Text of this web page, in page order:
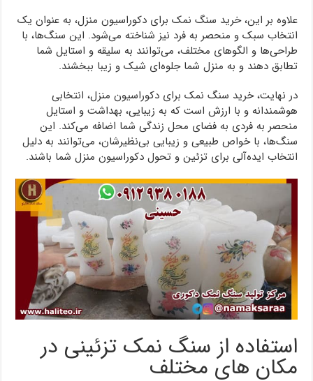
علاوه بر این، خرید سنگ نمک برای دکوراسیون منزل، به عنوان یک
انتخاب سبک و منحصر به فرد نیز شناخته می‌شود. این سنگ‌ها، با
طراحی‌ها و الگوهای مختلف، می‌توانند به سلیقه و استایل شما
تطابق دهند و به منزل شما جلوه‌ای شیک و زیبا ببخشند.
در نهایت، خرید سنگ نمک برای دکوراسیون منزل، انتخابی
هوشمندانه و با ارزش است که به زیبایی، بهداشت و استایل
منحصر به فردی به فضای محل زندگی شما اضافه می‌کند. این
سنگ‌ها، با خواص طبیعی و زیبایی بی‌نظیرشان، می‌توانند به دلیل
انتخاب ایده‌آلی برای تزئین و تحول دکوراسیون منزل شما باشند.
استفاده از سنگ نمک تزئینی در
مکان های مختلف